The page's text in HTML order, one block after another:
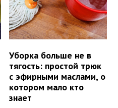
Уборка больше не в
тягость: простой трюк
с эфирными маслами, о
котором мало кто
знает